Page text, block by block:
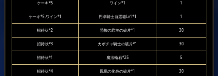
ケーキ*5 ワイン*1 1
ケーキ*5,ワイン*1 円卓騎士自選箱Lv1*1 1
招待状*2 恐怖の君主の破片*1 30
招待状*3 カボチャ騎士の破片*1 30
招待状*1 魔法輪石*25 5
招待状*4 鳳凰の化身の破片*1 30